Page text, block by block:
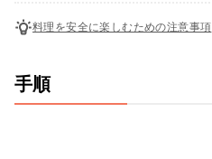
料理を安全に楽しむための注意事項
手順